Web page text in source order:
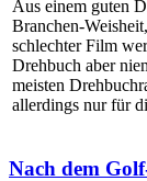
Aus einem guten
Branchen-
schlechter Film
Drehbuch aber
meisten
allerdings nur für
Nach dem